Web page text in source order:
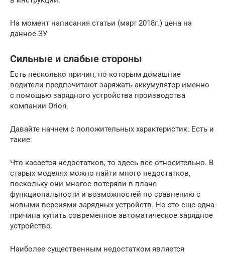
На момент написания статьи (март 2018г.) цена на
данное ЗУ
Сильные и слабые стороны
Есть несколько причин, по которым домашние
водители предпочитают заряжать аккумулятор именно
с помощью зарядного устройства производства
компании Orion.
Давайте начнем с положительных характеристик. Есть и
такие:
Что касается недостатков, то здесь все относительно. В
старых моделях можно найти много недостатков,
поскольку они многое потеряли в плане
функциональности и возможностей по сравнению с
новыми версиями зарядных устройств. Но это еще одна
причина купить современное автоматическое зарядное
устройство.
Наиболее существенным недостатком является